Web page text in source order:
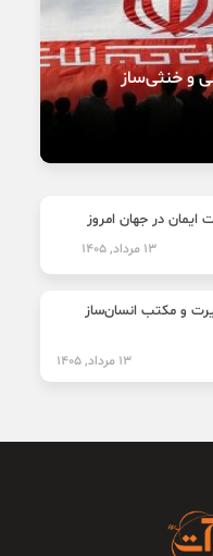
و خنثی‌ساز
در جهان امروز
13 مرداد, 1405
و مکتب انسان‌ساز
13 مرداد, 1405